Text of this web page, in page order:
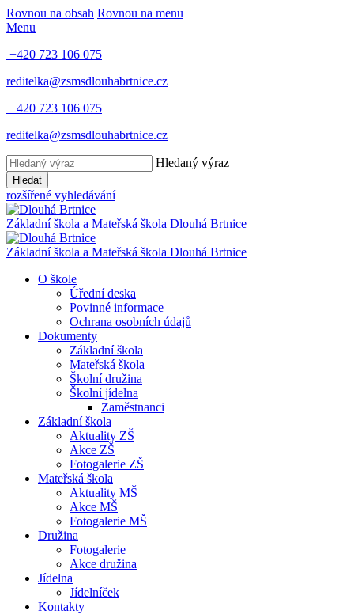
Rovnou na obsah Rovnou na menu
Menu
+420 723 106 075
reditelka@zsmsdlouhabrtnice.cz
+420 723 106 075
reditelka@zsmsdlouhabrtnice.cz
Hledaný výraz
Hledat
rozšířené vyhledávání
Základní škola a Mateřská škola Dlouhá Brtnice
Základní škola a Mateřská škola Dlouhá Brtnice
O škole
Úřední deska
Povinné informace
Ochrana osobních údajů
Dokumenty
Základní škola
Mateřská škola
Školní družina
Školní jídelna
Zaměstnanci
Základní škola
Aktuality ZŠ
Akce ZŠ
Fotogalerie ZŠ
Mateřská škola
Aktuality MŠ
Akce MŠ
Fotogalerie MŠ
Družina
Fotogalerie
Akce družina
Jídelna
Jídelníček
Kontakty